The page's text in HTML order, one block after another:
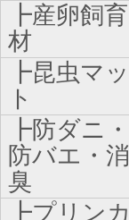
┣産卵飼育
材
┣昆虫マッ
ト
┣防ダニ・
防バエ・消
臭
┣プリンカ